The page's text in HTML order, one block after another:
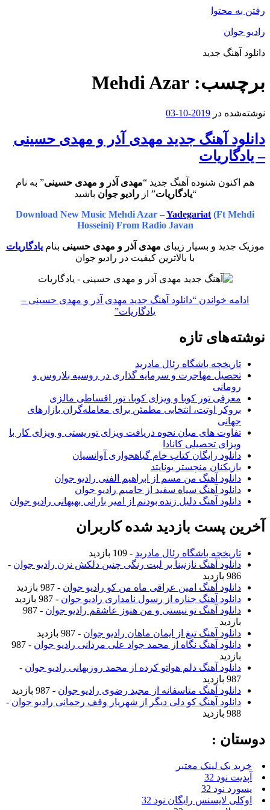
رفتن به محتوا
رادیو جوان
دانلود آهنگ جدید
برچسب: Mehdi Azar
نوشته‌شده در 2019-10-03
دانلود آهنگ جدید مهدی آذر و مهدی حسینی
– یادگاریات
هم اکنون شنوده آهنگ جدید “مهدی آذر و مهدی حسینی” به نام
“یادگاریات” ازرادیو جوان باشید
Download New Music Mehdi Azar –Yadegariat (Ft Mehdi
Hosseini) From Radio Javan
موزیک جدید و بسیار زیبای مهدی آذر و مهدی حسینی بنامیادگاریات
با بالاترین کیفیت در رادیو جوان
ادامه خواندن “دانلود آهنگ جدید مهدی آذر و مهدی حسینی –
یادگاریات”
نوشته‌های تازه
تاریخچه باشگاه رئال مادرید
تحصیل مهاجرت و سرمایه گذاری در روسیه بلاروس و
رومانی
معرفی تور کوبا و ویزای کوبا، تور اقساطی مالزی
بروکر اوتت، انتخابی مطمئن برای معامله‌گران بازارهای
جهانی
تفاوت های میان نحوه دریافت ویزای توریستی و ویزای کار با
ویزای تحصیلی کانادا
دانلود رایگان کتاب خام گیاهخواری آوانسیان
بازیکنان منچستر یونایتد
دانلود آهنگ من مسم از ابراهیم الفتی رادیو جوان
دانلود آهنگ سیاه سفید از حامیم رادیو جوان
دانلود آهنگ دلیل زنده بودنم از امیر بارانی بهبهانی رادیو جوان
آخرین پست بازدید شده کاربران
تاریخچه باشگاه رئال مادرید - 109 بازدید
دانلود آهنگ نازنینا بر لبت رنگی چنین دلکش نزن رادیو جوان -
986 بازدید
دانلود آهنگ امین عراقی ماه من کو رادیو جوان - 987 بازدید
دانلود آهنگ جنازه از رسول نامداری رادیو جوان - 987 بازدید
دانلود آهنگ تو نیستی و من هنوز عاشقم رادیو جوان
- 987
بازدید
دانلود آهنگ تیغ از ایمان ماهان رادیو جوان - 987 بازدید
دانلود آهنگ نگاه از محمد جواد علی مردانی رادیو جوان
- 987
بازدید
دانلود آهنگ دلم هواتو کرده از محمد روزبهانی رادیو جوان -
987 بازدید
دانلود آهنگ متاسفانه از مجید رضوی رادیو جوان - 987 بازدید
دانلود آهنگ کو دلی دیگر از شهریار وقف رحمانی رادیو جوان -
988 بازدید
دوستان :
خرید بک لینک معتبر
آپدیت نود 32
پسورد نود 32
اوکلی لایسنس رایگان نود 32